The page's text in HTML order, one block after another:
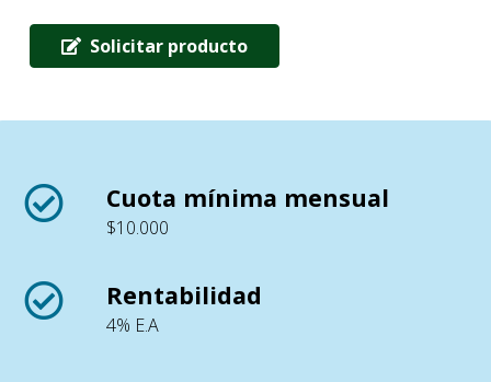
Solicitar producto
Cuota mínima mensual
$10.000
Rentabilidad
4% E.A